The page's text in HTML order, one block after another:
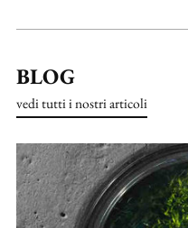
BLOG
vedi tutti i nostri articoli